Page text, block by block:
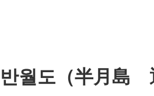
반월도（半月島